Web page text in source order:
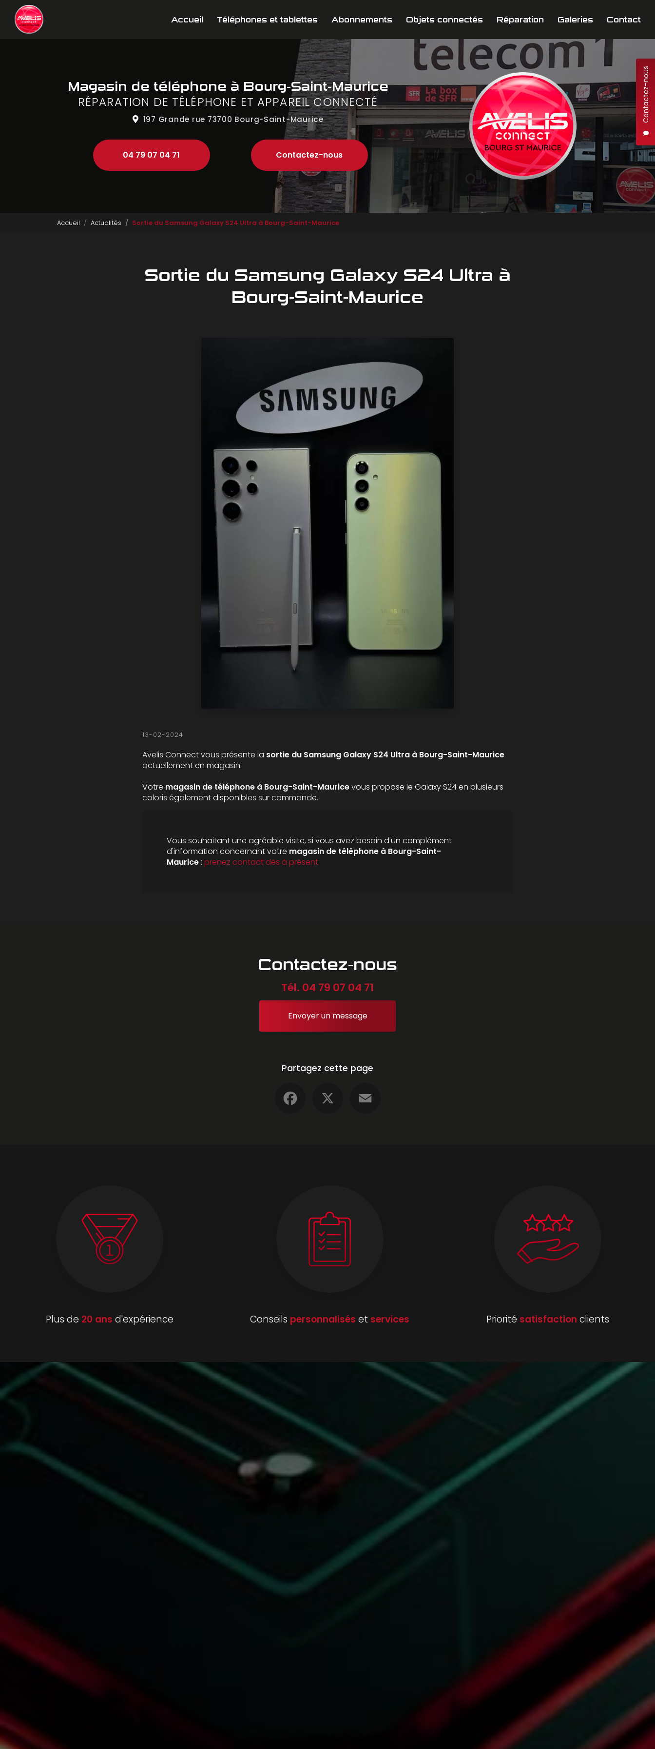
contenu
principal
Contactez-nous
Accueil
Téléphones et tablettes Abonnements Objets connectés Réparation Galeries Contact
Magasin de téléphone à Bourg-Saint-Maurice
RÉPARATION DE TÉLÉPHONE ET APPAREIL CONNECTÉ
197 Grande rue 73700 Bourg-Saint-Maurice
04 79 07 04 71 Contactez-nous
Accueil Actualités Sortie du Samsung Galaxy S24 Ultra à Bourg-Saint-Maurice
Sortie du Samsung Galaxy S24 Ultra à
Bourg-Saint-Maurice
13-02-2024
Avelis Connect vous présente la sortie du Samsung Galaxy S24 Ultra à Bourg-Saint-Maurice
actuellement en magasin.
Votre magasin de téléphone à Bourg-Saint-Mauricevous propose le Galaxy S24 en plusieurs
coloris également disponibles sur commande.
Vous souhaitant une agréable visite, si vous avez besoin d'un complément
d'information concernant votre magasin de téléphone à Bourg-Saint-
Maurice : prenez contact dès à présent.
Contactez-nous
Tél. 04 79 07 04 71
Envoyer un message
Partagez cette page
Plus de 20 ans d'expérience Conseils personnalisés et services Priorité satisfaction clients